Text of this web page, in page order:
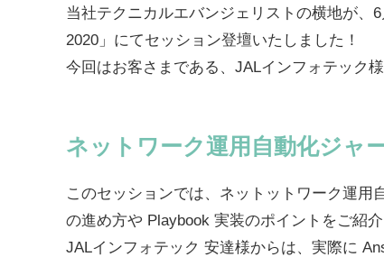
当社テクニカルエバンジェリストの横地が、
2020」にてセッション登壇いたしました！
今回はお客さまである、JALインフォテック
ネットワーク運用自動化ジャ
このセッションでは、ネットットワーク運
の進め方や Playbook 実装のポイントをご紹介
JALインフォテック 安達様からは、実際に